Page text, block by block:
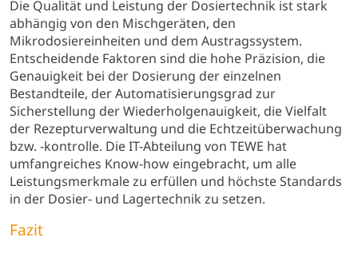
Die Qualität und Leistung der Dosiertechnik ist stark
abhängig von den Mischgeräten, den
Mikrodosiereinheiten und dem Austragssystem.
Entscheidende Faktoren sind die hohe Präzision, die
Genauigkeit bei der Dosierung der einzelnen
Bestandteile, der Automatisierungsgrad zur
Sicherstellung der Wiederholgenauigkeit, die Vielfalt
der Rezepturverwaltung und die Echtzeitüberwachung
bzw. -kontrolle. Die IT-Abteilung von TEWE hat
umfangreiches Know-how eingebracht, um alle
Leistungsmerkmale zu erfüllen und höchste Standards
in der Dosier- und Lagertechnik zu setzen.
Fazit